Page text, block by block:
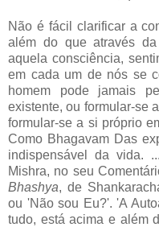
Não é fácil clarificar a
além do que através
aquela consciência,
em cada um de nós se
homem pode jamais
existente, ou formular-se
formular-se a si próprio
Como Bhagavam Das
indispensável da vida.
Mishra, no seu
Bhashya, de
ou 'Não sou Eu?'. 'A
tudo, está acima e além